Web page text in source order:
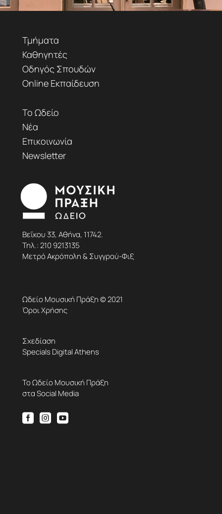
Τμήματα
Καθηγητές
Οδηγός Σπουδών
Online Εκπαίδευση
Το Ωδείο
Νέα
Επικοινωνία
Newsletter
Βεΐκου 33, Αθήνα, 11742.
Τηλ.:210 9213135
Μετρό Ακρόπολη & Συγγρού-Φιξ
Ωδείο Μουσική Πράξη © 2021
Όροι Χρήσης
Σχεδίαση
Specials Digital Athens
Το Ωδείο Μουσική Πράξη
στα Social Media
  